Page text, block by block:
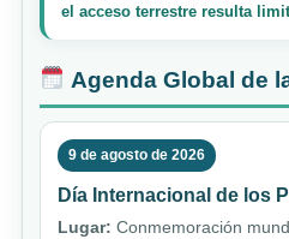
el acceso terrestre resulta
Agenda Global de
9 de agosto de 2026
Día Internacional de los
Lugar: Conmemoración